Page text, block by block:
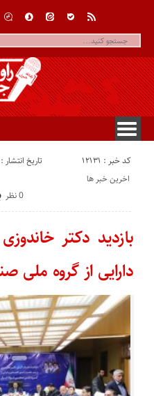
کد خبر : 12131 تاریخ انتشار : شنبه ۹
0 نظر
اخرین خبر ها
بازدید دکتر
دارایی از گروه ملی